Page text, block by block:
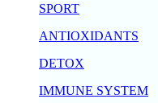
SPORT
ANTIOXIDANTS
DETOX
IMMUNE SYSTEM